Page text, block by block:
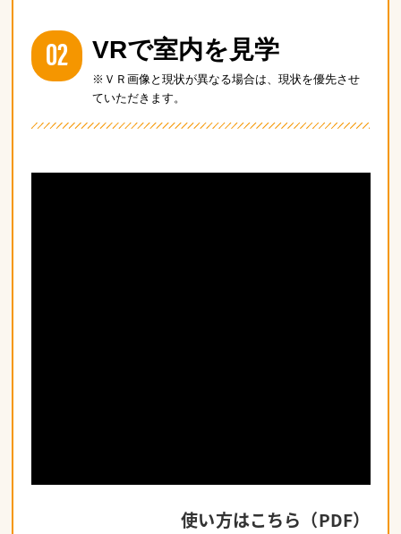
02 VRで室内を見学
※ＶＲ画像と現状が異なる場合は、現状を優先させ
ていただきます。
使い方はこちら（PDF）